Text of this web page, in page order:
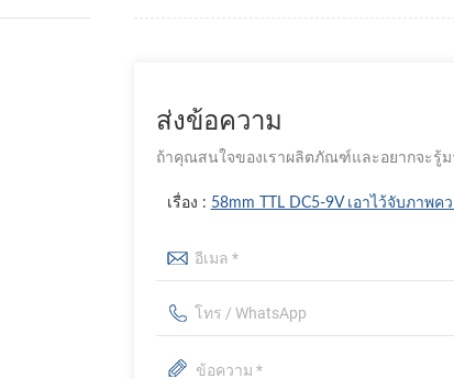
ส่งข้อความ
ถ้าคุณสนใจของเราผลิตภัณฑ์และอยากจะรู้ม
เรื่อง : 58mm TTL DC5-9V เอาไว้จับภาพ